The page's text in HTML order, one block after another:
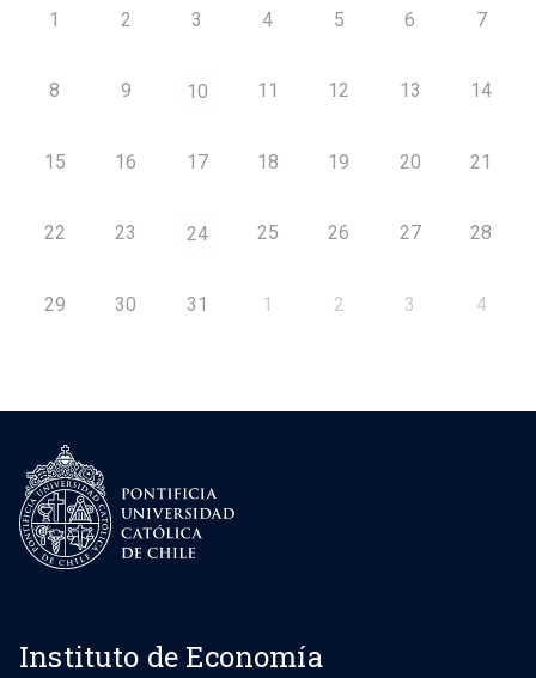
1 2 3 4 5 6 7
8 9 10 11 12 13 14
15 16 17 18 19 20 21
22 23 24 25 26 27 28
29 30 31 1 2 3 4
Instituto de Economía